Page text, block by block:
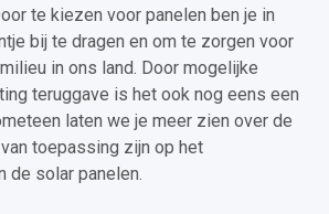
te kiezen voor panelen ben je in
bij te dragen en om te zorgen voor
in ons land. Door mogelijke
teruggave is het ook nog eens een
laten we je meer zien over de
toepassing zijn op het
de solar panelen.